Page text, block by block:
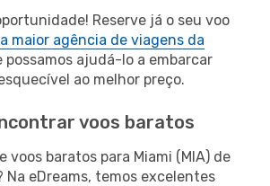
Reserve já o seu voo
a maior agência de viagens da
possamos ajudá-lo a embarcar
ao melhor preço.
voos baratos
voos baratos para Miami (MIA) de
Na eDreams, temos excelentes